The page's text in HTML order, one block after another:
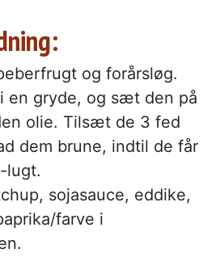
og forårsløg.
en gryde, og sæt den på
olie. Tilsæt de 3 fed
dem brune, indtil de får
lugt.
sojasauce, eddike,
farve i